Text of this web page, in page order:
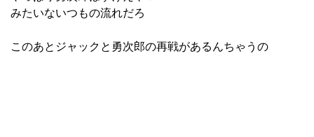
みたいないつもの流れだろ
このあとジャックと勇次郎の再戦があるんちゃうの